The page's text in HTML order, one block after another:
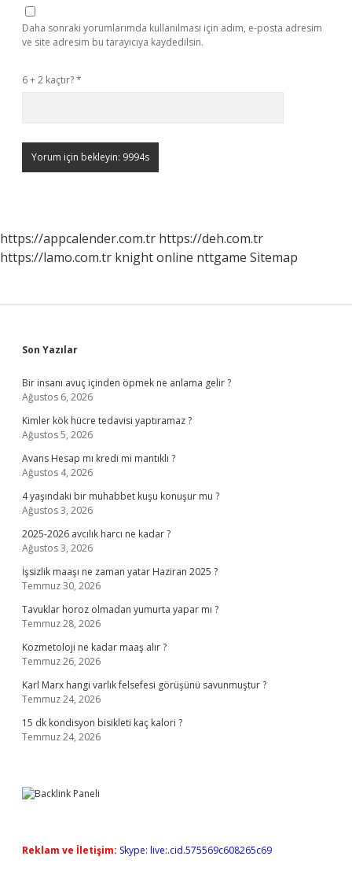
Daha sonraki yorumlarımda kullanılması için adım, e-posta adresim
ve site adresim bu tarayıcıya kaydedilsin.
6 + 2 kaçtır?*
https://appcalender.com.tr https://deh.com.tr
https://lamo.com.tr knight online nttgame Sitemap
Sidebar
Son Yazılar
Bir insanı avuç içinden öpmek ne anlama gelir ?
Ağustos 6, 2026
Kimler kök hücre tedavisi yaptıramaz ?
Ağustos 5, 2026
Avans Hesap mı kredi mi mantıklı ?
Ağustos 4, 2026
4 yaşındaki bir muhabbet kuşu konuşur mu ?
Ağustos 3, 2026
2025-2026 avcılık harcı ne kadar ?
Ağustos 3, 2026
İşsizlik maaşı ne zaman yatar Haziran 2025 ?
Temmuz 30, 2026
Tavuklar horoz olmadan yumurta yapar mı ?
Temmuz 28, 2026
Kozmetoloji ne kadar maaş alır ?
Temmuz 26, 2026
Karl Marx hangi varlık felsefesi görüşünü savunmuştur ?
Temmuz 24, 2026
15 dk kondisyon bisikleti kaç kalori ?
Temmuz 24, 2026
Reklam ve İletişim: Skype: live:.cid.575569c608265c69